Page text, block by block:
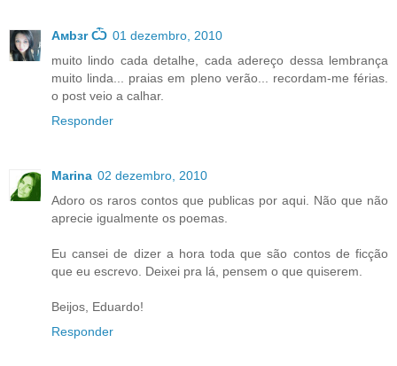
Aмbзr Ѽ 01 dezembro, 2010
muito lindo cada detalhe, cada adereço dessa lembrança
muito linda... praias em pleno verão... recordam-me férias.
o post veio a calhar.
Responder
Marina 02 dezembro, 2010
Adoro os raros contos que publicas por aqui. Não que não
aprecie igualmente os poemas.
Eu cansei de dizer a hora toda que são contos de ficção
que eu escrevo. Deixei pra lá, pensem o que quiserem.
Beijos, Eduardo!
Responder